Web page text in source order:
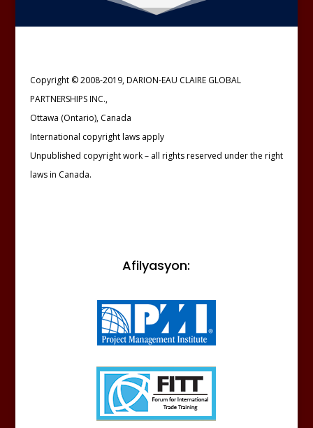
Copyright © 2008-2019, DARION-EAU CLAIRE GLOBAL
PARTNERSHIPS INC.,
Ottawa (Ontario), Canada
International copyright laws apply
Unpublished copyright work – all rights reserved under the right
laws in Canada.
Afilyasyon: